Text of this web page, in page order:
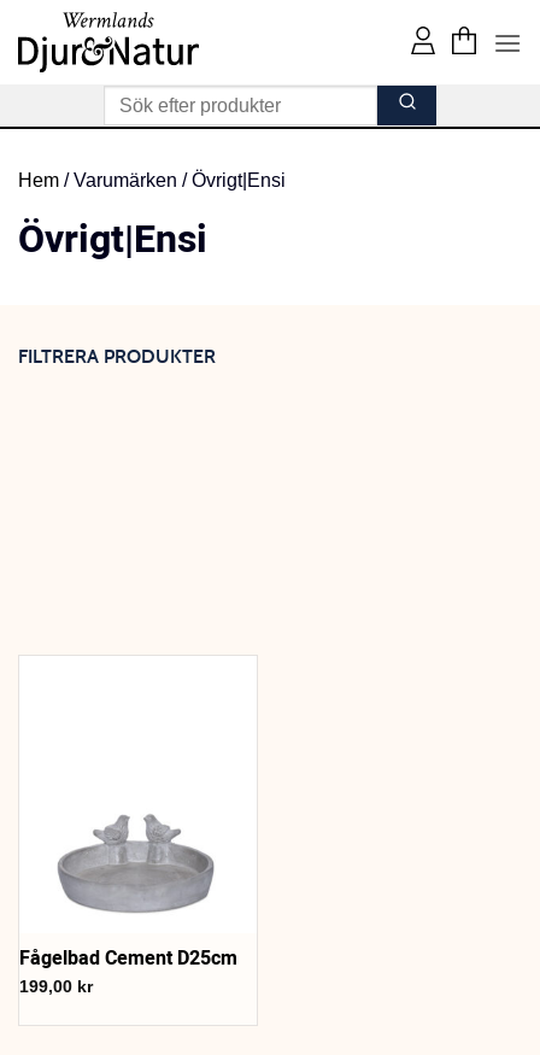
content
Hem /Varumärken /Övrigt|Ensi
Övrigt|Ensi
FILTRERA PRODUKTER
Fågelbad Cement D25cm
199,00 kr